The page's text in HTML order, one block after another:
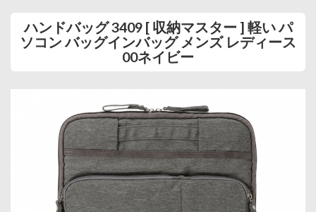
ハンドバッグ 3409 [ 収納マスター ] 軽い パ
ソコン バッグインバッグ メンズ レディース
00ネイビー